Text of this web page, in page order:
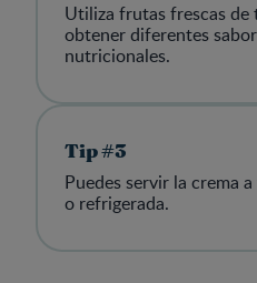
Utiliza frutas frescas de
obtener diferentes
nutricionales.
Tip #3
Puedes servir la crema
o refrigerada.